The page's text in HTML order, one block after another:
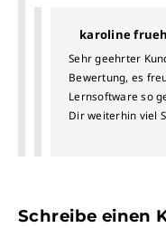
karoline
Sehr geehrter
Bewertung, es
Lernsoftware so
Dir weiterhin viel
Schreibe einen